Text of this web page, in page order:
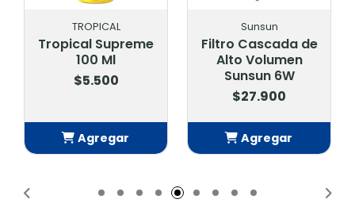
TROPICAL
Tropical Supreme
100 Ml
$5.500
Agregar
Sunsun
Filtro Cascada de
Alto Volumen
Sunsun 6W
$27.900
Agregar